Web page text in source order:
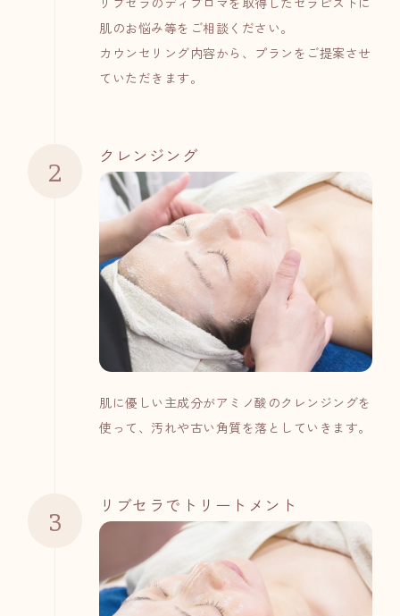
肌のお悩み等をご相談ください。
カウンセリング内容から、プランをご提案させ
ていただきます。
クレンジング
肌に優しい主成分がアミノ酸のクレンジングを
使って、汚れや古い角質を落としていきます。
リブセラでトリートメント